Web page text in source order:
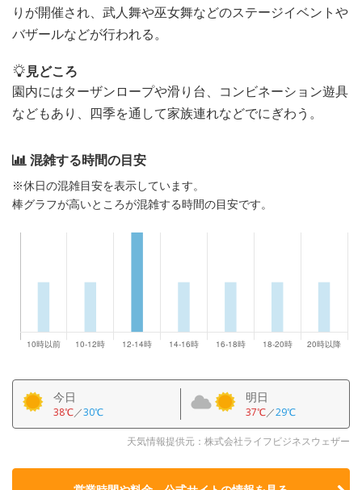
りが開催され、武人舞や巫女舞などのステージイベントや
バザールなどが行われる。
見どころ
園内にはターザンロープや滑り台、コンビネーション遊具
などもあり、四季を通して家族連れなどでにぎわう。
混雑する時間の目安
※休日の混雑目安を表示しています。
棒グラフが高いところが混雑する時間の目安です。
今日
38℃／30℃
明日
37℃／29℃
天気情報提供元：株式会社ライフビジネスウェザー